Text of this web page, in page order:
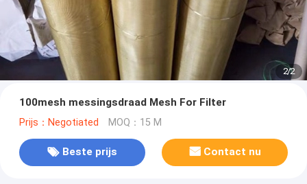
2/2
100mesh messingsdraad Mesh For Filter
Prijs：Negotiated MOQ：15 M
Beste prijs Contact nu